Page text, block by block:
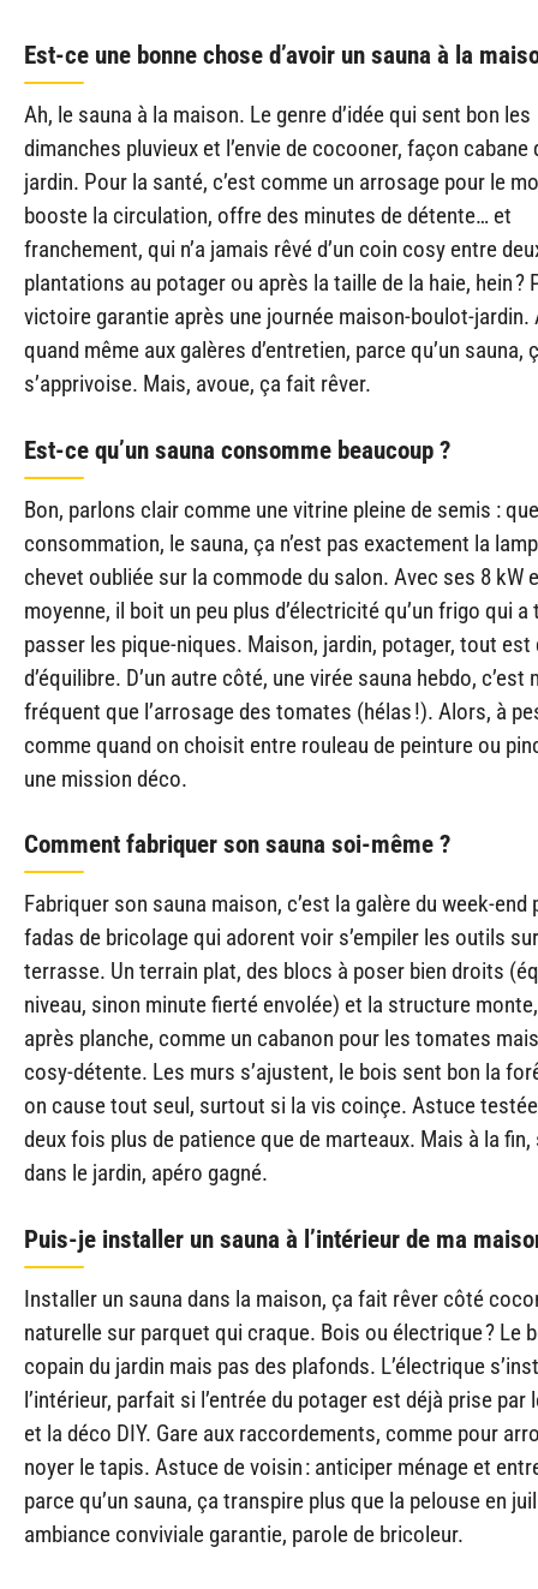
Est-ce une bonne chose d’avoir un sauna à la
Ah, le sauna à la maison. Le genre d’idée qui sent bon les
dimanches pluvieux et l’envie de cocooner, façon cabane
jardin. Pour la santé, c’est comme un arrosage pour le
booste la circulation, offre des minutes de détente… et
franchement, qui n’a jamais rêvé d’un coin cosy entre
plantations au potager ou après la taille de la haie, hein ?
victoire garantie après une journée maison-boulot-
quand même aux galères d’entretien, parce qu’un sauna,
s’apprivoise. Mais, avoue, ça fait rêver.
Est-ce qu’un sauna consomme beaucoup ?
Bon, parlons clair comme une vitrine pleine de semis :
consommation, le sauna, ça n’est pas exactement la
chevet oubliée sur la commode du salon. Avec ses 8 kW
moyenne, il boit un peu plus d’électricité qu’un frigo qui a
passer les pique-niques. Maison, jardin, potager, tout
d’équilibre. D’un autre côté, une virée sauna hebdo, c’est
fréquent que l’arrosage des tomates (hélas !). Alors, à
comme quand on choisit entre rouleau de peinture ou
une mission déco.
Comment fabriquer son sauna soi-même ?
Fabriquer son sauna maison, c’est la galère du week-end
fadas de bricolage qui adorent voir s’empiler les outils
terrasse. Un terrain plat, des blocs à poser bien droits
niveau, sinon minute fierté envolée) et la structure
après planche, comme un cabanon pour les tomates
cosy-détente. Les murs s’ajustent, le bois sent bon la
on cause tout seul, surtout si la vis coinçe. Astuce
deux fois plus de patience que de marteaux. Mais à la fin,
dans le jardin, apéro gagné.
Puis-je installer un sauna à l’intérieur de ma
Installer un sauna dans la maison, ça fait rêver côté
naturelle sur parquet qui craque. Bois ou électrique ? Le
copain du jardin mais pas des plafonds. L’électrique
l’intérieur, parfait si l’entrée du potager est déjà prise par
et la déco DIY. Gare aux raccordements, comme pour
noyer le tapis. Astuce de voisin : anticiper ménage et
parce qu’un sauna, ça transpire plus que la pelouse en
ambiance conviviale garantie, parole de bricoleur.